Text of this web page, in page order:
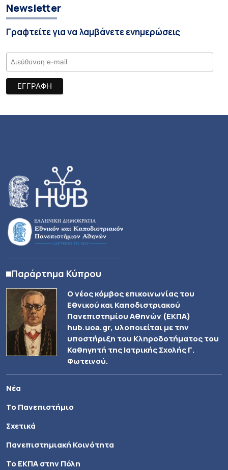
Newsletter
Γραφτείτε για να λαμβάνετε ενημερώσεις
Παράρτημα Κύπρου
Ο νέος κόμβος επικοινωνίας του
Εθνικού και Καποδιστριακού
Πανεπιστημίου Αθηνών (ΕΚΠΑ)
hub.uoa.gr, υλοποιείται με την
υποστήριξη του Κληροδοτήματος του
Καθηγητή της Ιατρικής Σχολής Γ.
Φωτεινού.
Νέα
Το Πανεπιστήμιο
Σχετικά
Πανεπιστημιακή Κοινότητα
Το ΕΚΠΑ στην Πόλη